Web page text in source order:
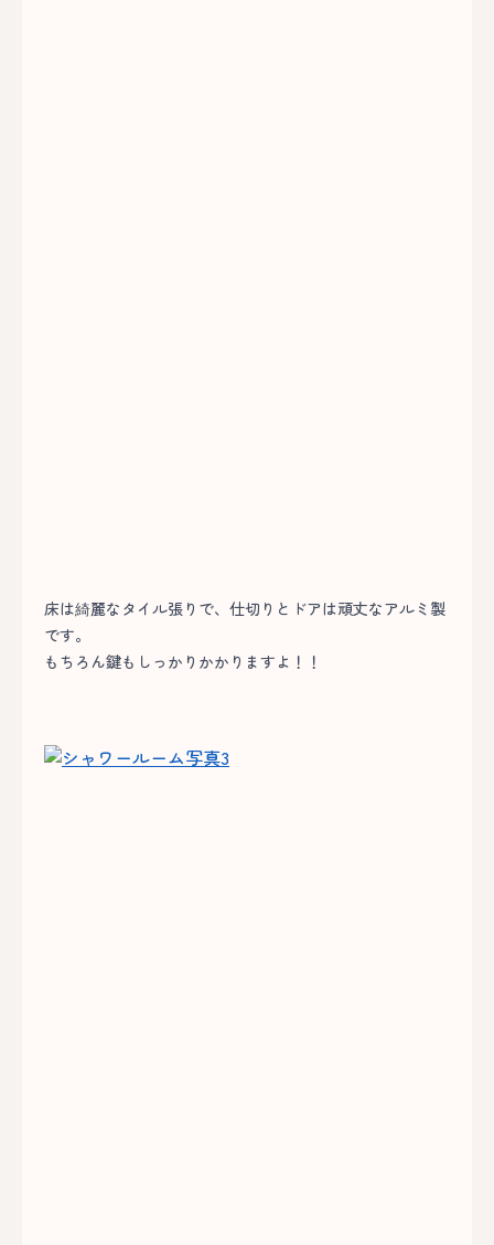
床は綺麗なタイル張りで、仕切りとドアは頑丈なアルミ製
です。
もちろん鍵もしっかりかかりますよ！！